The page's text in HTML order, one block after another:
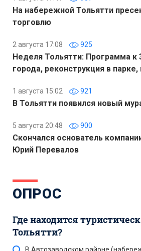
На набережной Тольятти
торговлю
2 августа 17:08 925
Неделя Тольятти: Программа к
города, реконструкция в
1 августа 15:02 921
В Тольятти появился новый
5 августа 20:48 900
Скончался основатель
Юрий Перевалов
ОПРОС
Где находится
Тольятти?